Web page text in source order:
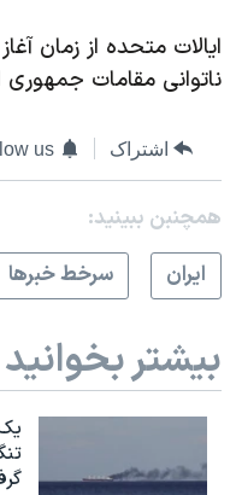
ایالات متحده از زمان
ناتوانی مقامات جمهوری
اشتراک us
همچنبن ببینید:
ايران
سرخط خبرها
بیشتر بخوانید